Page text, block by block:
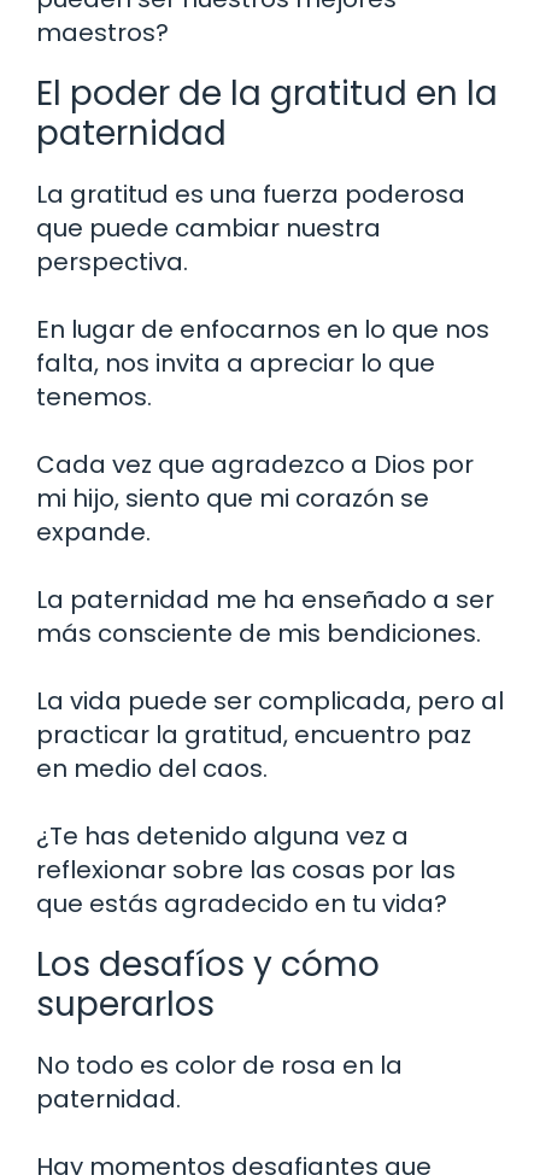
maestros?
El poder de la gratitud en la
paternidad
La gratitud es una fuerza poderosa
que puede cambiar nuestra
perspectiva.
En lugar de enfocarnos en lo que nos
falta, nos invita a apreciar lo que
tenemos.
Cada vez que agradezco a Dios por
mi hijo, siento que mi corazón se
expande.
La paternidad me ha enseñado a ser
más consciente de mis bendiciones.
La vida puede ser complicada, pero al
practicar la gratitud, encuentro paz
en medio del caos.
¿Te has detenido alguna vez a
reflexionar sobre las cosas por las
que estás agradecido en tu vida?
Los desafíos y cómo
superarlos
No todo es color de rosa en la
paternidad.
Hay momentos desafiantes que